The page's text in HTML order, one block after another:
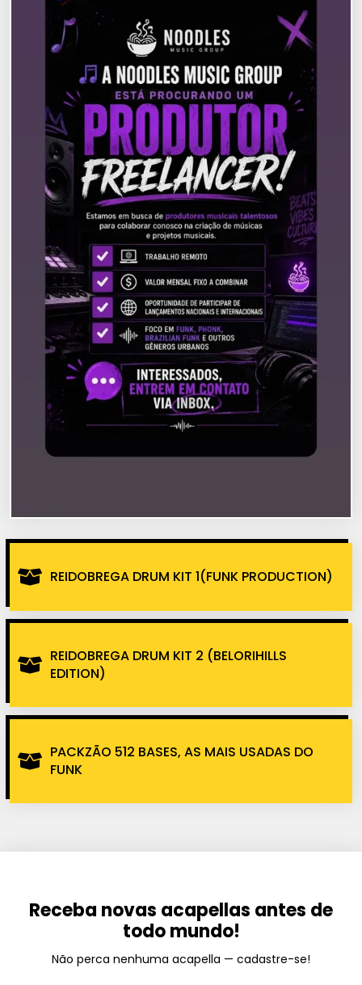
REIDOBREGA DRUM KIT 1(FUNK PRODUCTION)
REIDOBREGA DRUM KIT 2 (BELORIHILLS
EDITION)
PACKZÃO 512 BASES, AS MAIS USADAS DO
FUNK
Receba novas acapellas antes de
todo mundo!
Não perca nenhuma acapella — cadastre-se!